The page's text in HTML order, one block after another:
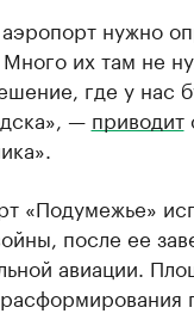
нужно
их там не
где у нас
— приводит
«Подумежье»
после ее
авиации.